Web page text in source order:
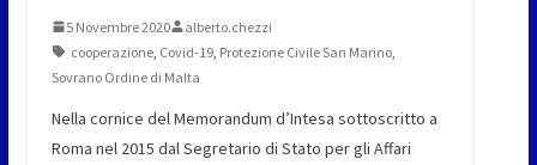
5 Novembre 2020
alberto.chezzi
cooperazione, Covid-19, Protezione Civile San Marino,
Sovrano Ordine di Malta
Nella cornice del Memorandum d’Intesa sottoscritto a
Roma nel 2015 dal Segretario di Stato per gli Affari